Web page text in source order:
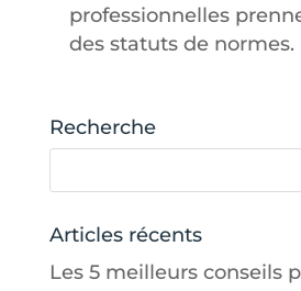
professionnelles
des statuts de normes.
Recherche
Articles récents
Les 5 meilleurs conseils